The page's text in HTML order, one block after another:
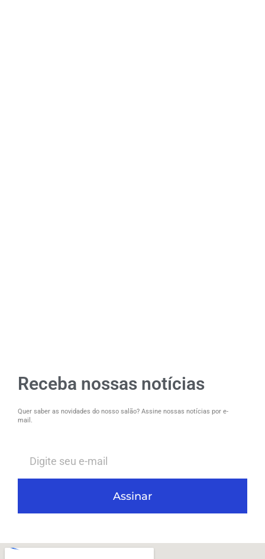
Receba nossas notícias
Quer saber as novidades do nosso salão? Assine nossas notícias por e-
mail.
Assinar